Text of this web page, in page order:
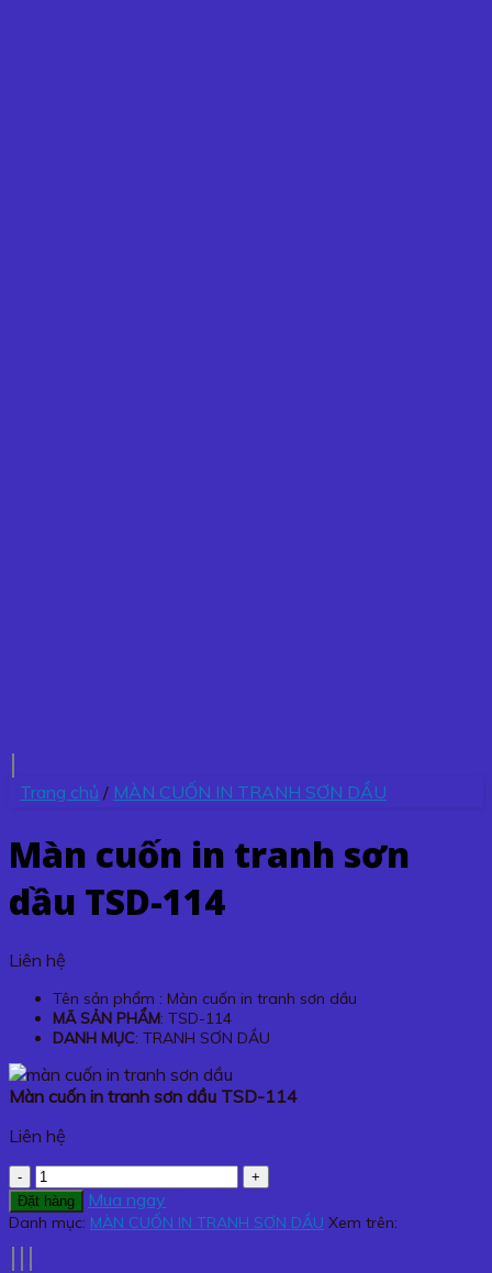
Trang chủ / MÀN CUỐN IN TRANH SƠN DẦU
Màn cuốn in tranh sơn
dầu TSD-114
Liên hệ
Tên sản phẩm : Màn cuốn in tranh sơn dầu
MÃ SẢN PHẨM: TSD-114
DANH MỤC: TRANH SƠN DẦU
Màn cuốn in tranh sơn dầu TSD-114
Liên hệ
Màn
cuốn
in
Đặt hàng Mua ngay
Danh mục: MÀN CUỐN IN TRANH SƠN DẦU Xem trên: